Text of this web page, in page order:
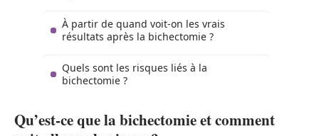
À partir de quand voit-on les vrais
résultats après la bichectomie ?
Quels sont les risques liés à la
bichectomie ?
Qu’est-ce que la bichectomie et comment